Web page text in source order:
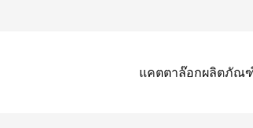
แคตตาล๊อกผลิตภัณ